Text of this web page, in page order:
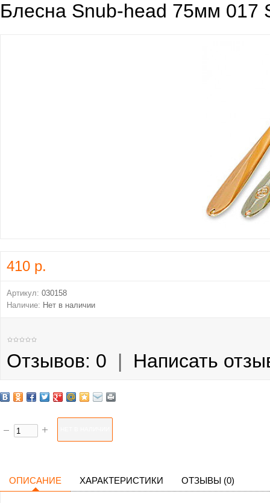
Блесна Snub-head 75мм 017
410 р.
Артикул: 030158
Наличие: Нет в наличии
Отзывов: 0 | Написать
ОПИСАНИЕ ХАРАКТЕРИСТИКИ ОТЗЫВЫ (0)